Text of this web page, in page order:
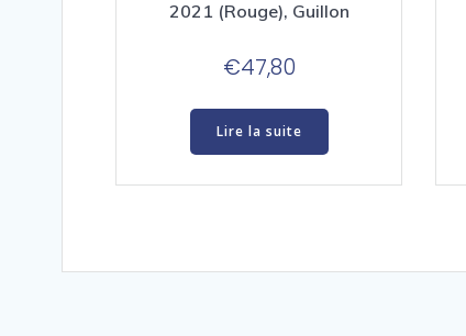
2021 (Rouge), Guillon
€47,80
Lire la suite